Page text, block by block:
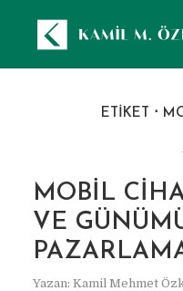
ETIKET
MOBIL
VE
Yazan: Kamil Mehmet